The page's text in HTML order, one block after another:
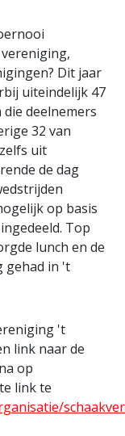
Dit jaar
uiteindelijk 47
deelnemers
32 van
uit
de dag
op basis
Top
lunch en de
gehad in 't
't
link naar de
op
link te